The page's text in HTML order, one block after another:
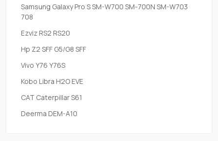
Samsung Galaxy Pro S SM-W700 SM-700N SM-W703
708
Ezviz RS2 RS20
Hp Z2 SFF G5/G8 SFF
Vivo Y76 Y76S
Kobo Libra H2O EVE
CAT Caterpillar S61
Deerma DEM-A10